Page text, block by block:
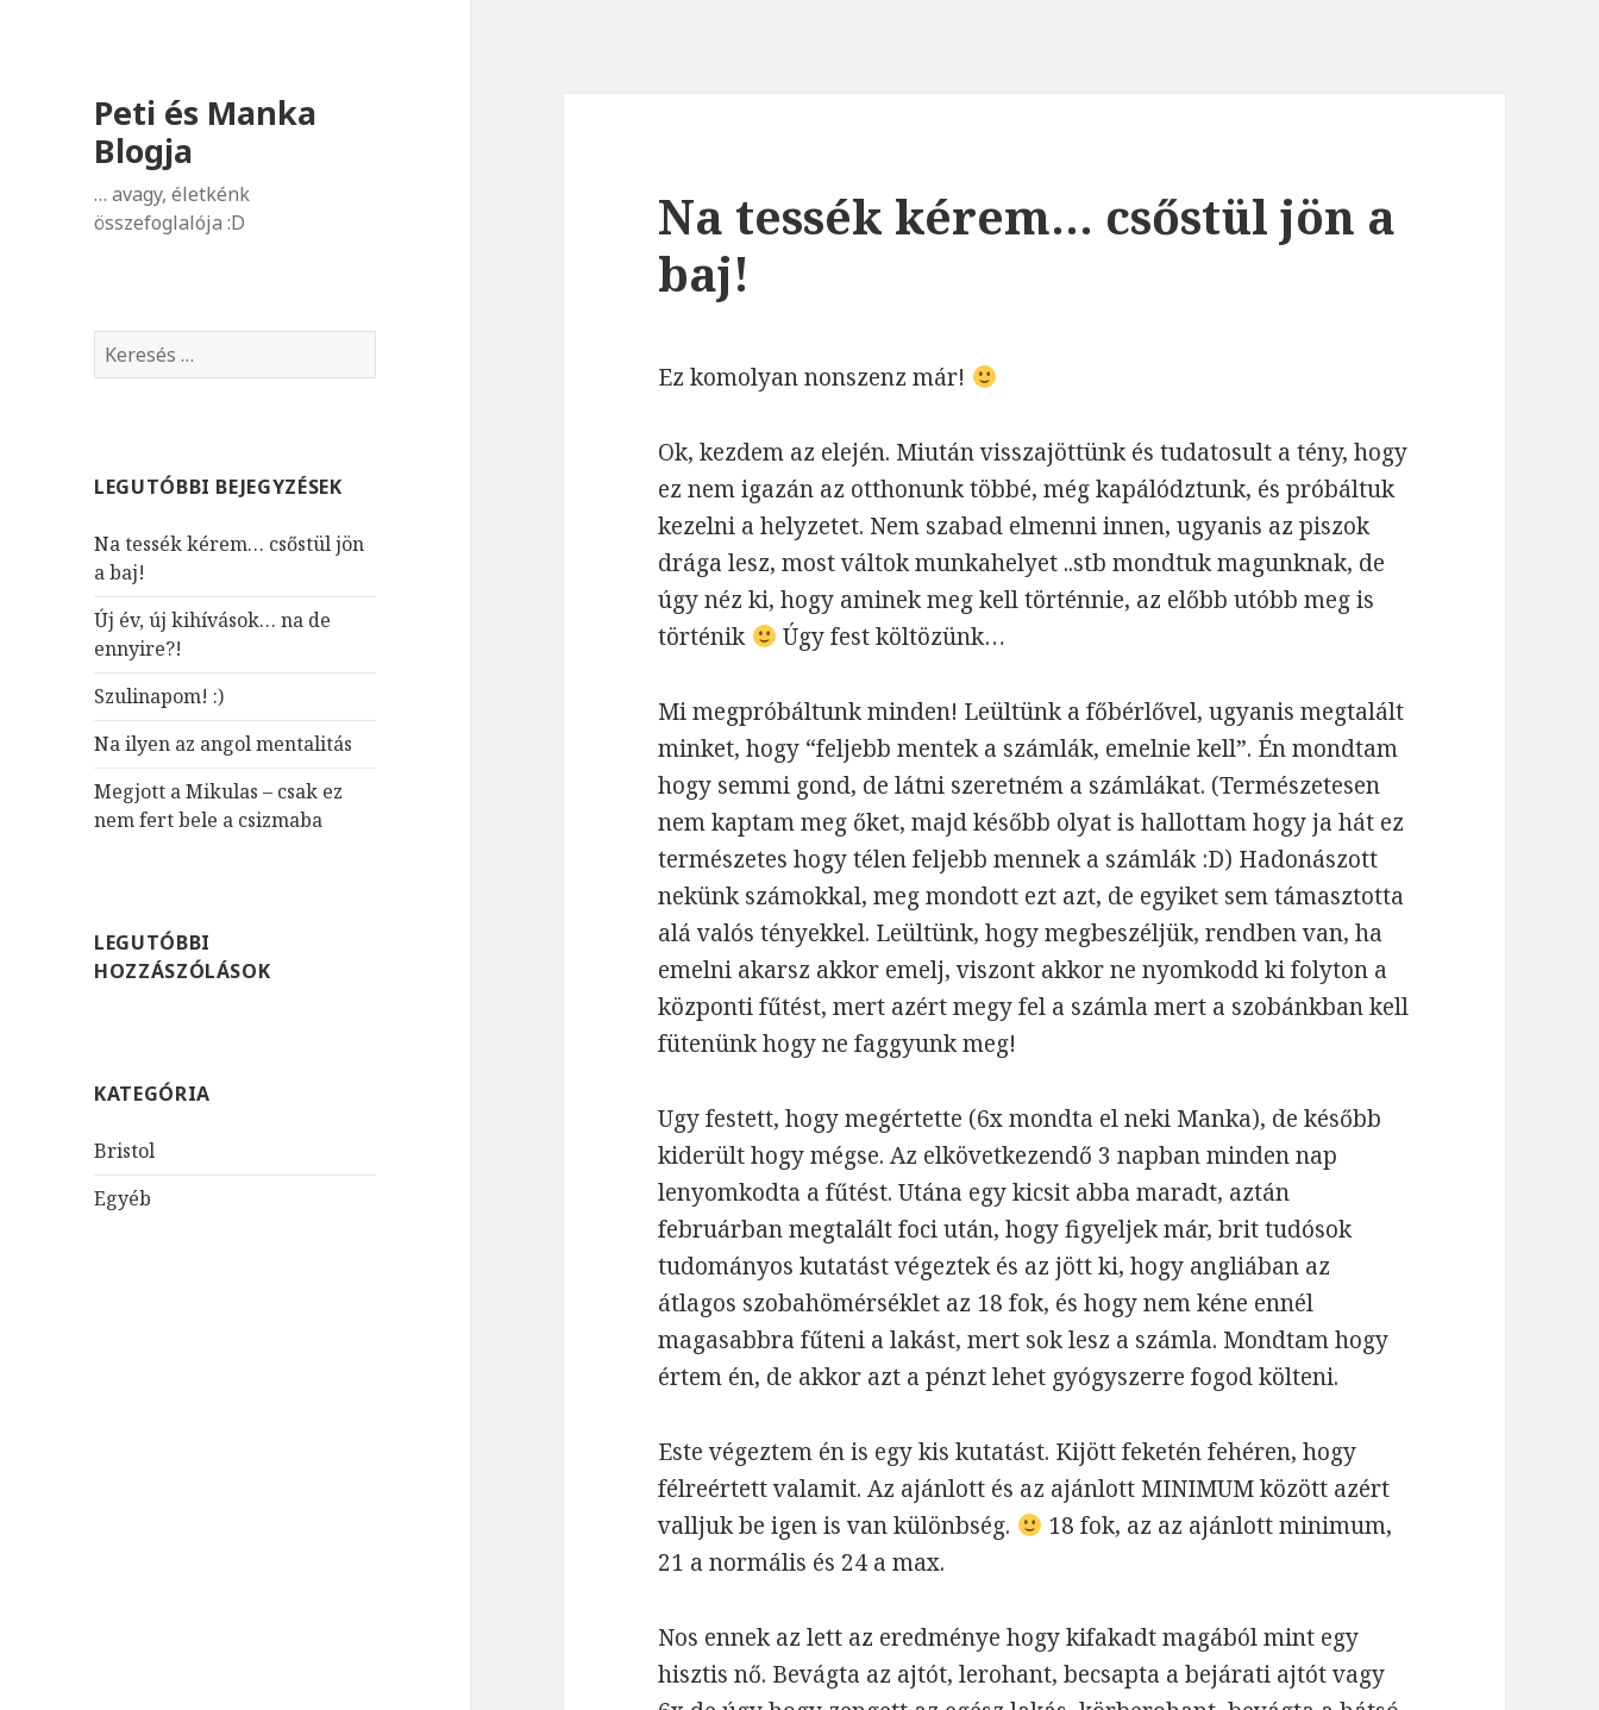
Peti és Manka
Blogja
… avagy, életkénk
összefoglalója :D
K
e
é
:
LEGUTÓBBI BEJEGYZÉSEK
Na tessék kérem… csőstül jön
a baj!
Új év, új kihívások… na de
ennyire?!
Szulinapom! :)
Na ilyen az angol mentalitás
Megjott a Mikulas – csak ez
nem fert bele a csizmaba
LEGUTÓBBI
HOZZÁSZÓLÁSOK
KATEGÓRIA
Bristol
Egyéb
Na tessék kérem… csőstül jön a
baj!
Ez komolyan nonszenz már!
Ok, kezdem az elején. Miután visszajöttünk és tudatosult a tény, hogy
ez nem igazán az otthonunk többé, még kapálództunk, és próbáltuk
kezelni a helyzetet. Nem szabad elmenni innen, ugyanis az piszok
drága lesz, most váltok munkahelyet ..stb mondtuk magunknak, de
úgy néz ki, hogy aminek meg kell történnie, az előbb utóbb meg is
történik
Úgy fest költözünk…
Mi megpróbáltunk minden! Leültünk a főbérlővel, ugyanis megtalált
minket, hogy “feljebb mentek a számlák, emelnie kell”. Én mondtam
hogy semmi gond, de látni szeretném a számlákat. (Természetesen
nem kaptam meg őket, majd később olyat is hallottam hogy ja hát ez
természetes hogy télen feljebb mennek a számlák :D) Hadonászott
nekünk számokkal, meg mondott ezt azt, de egyiket sem támasztotta
alá valós tényekkel. Leültünk, hogy megbeszéljük, rendben van, ha
emelni akarsz akkor emelj, viszont akkor ne nyomkodd ki folyton a
központi fűtést, mert azért megy fel a számla mert a szobánkban kell
fütenünk hogy ne faggyunk meg!
Ugy festett, hogy megértette (6x mondta el neki Manka), de később
kiderült hogy mégse. Az elkövetkezendő 3 napban minden nap
lenyomkodta a fűtést. Utána egy kicsit abba maradt, aztán
februárban megtalált foci után, hogy figyeljek már, brit tudósok
tudományos kutatást végeztek és az jött ki, hogy angliában az
átlagos szobahömérséklet az 18 fok, és hogy nem kéne ennél
magasabbra fűteni a lakást, mert sok lesz a számla. Mondtam hogy
értem én, de akkor azt a pénzt lehet gyógyszerre fogod költeni.
Este végeztem én is egy kis kutatást. Kijött feketén fehéren, hogy
félreértett valamit. Az ajánlott és az ajánlott MINIMUM között azért
valljuk be igen is van különbség.
18 fok, az az ajánlott minimum,
21 a normális és 24 a max.
Nos ennek az lett az eredménye hogy kifakadt magából mint egy
hisztis nő. Bevágta az ajtót, lerohant, becsapta a bejárati ajtót vagy